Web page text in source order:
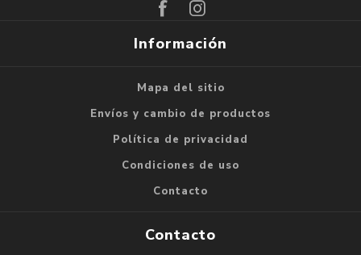
Información
Mapa del sitio
Envíos y cambio de productos
Política de privacidad
Condiciones de uso
Contacto
Contacto